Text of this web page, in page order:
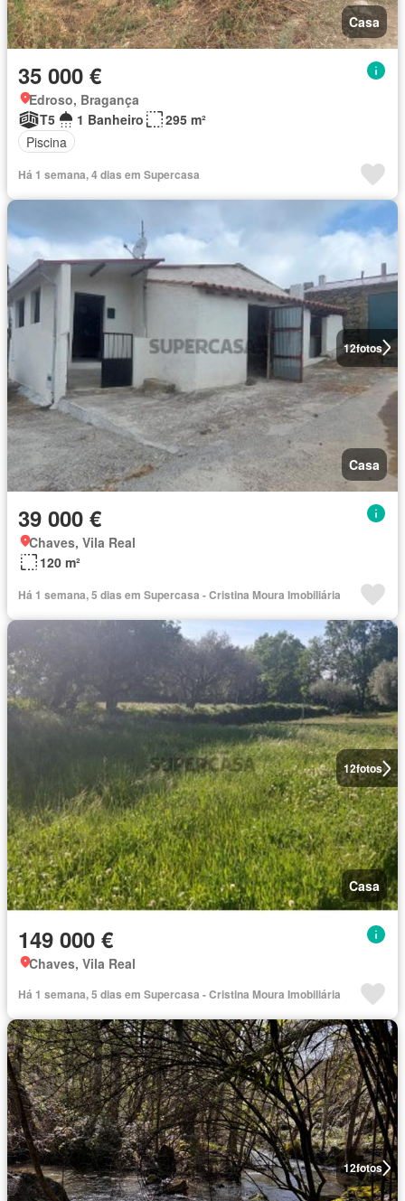
Casa
35 000 €
Edroso, Bragança
T5
1 Banheiro
295 m²
Piscina
Há 1 semana, 4 dias em Supercasa
12fotos
Casa
39 000 €
Chaves, Vila Real
120 m²
Há 1 semana, 5 dias em Supercasa - Cristina Moura Imobiliária
12fotos
Casa
149 000 €
Chaves, Vila Real
Há 1 semana, 5 dias em Supercasa - Cristina Moura Imobiliária
12fotos